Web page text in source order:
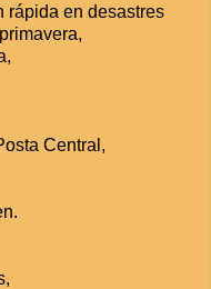
rápida en desastres
Central,